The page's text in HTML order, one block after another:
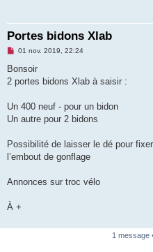
Portes bidons Xlab
M
s
a
n
o
u
01 nov. 2019, 22:24
Bonsoir
2 portes bidons Xlab à saisir :
Un 400 neuf - pour un bidon
Un autre pour 2 bidons
Possibilité de laisser le dé pour
l’embout de gonflage
Annonces sur troc vélo
À +
1 message